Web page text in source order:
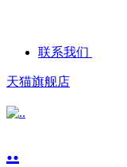
联系我们
天猫旗舰店
..